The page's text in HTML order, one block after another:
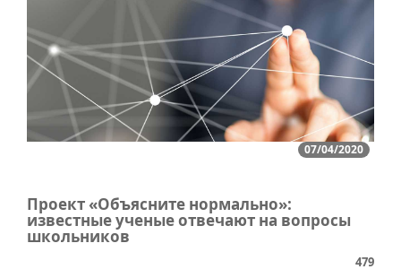
07/04/2020
Проект «Объясните нормально»:
известные ученые отвечают на вопросы
школьников
479